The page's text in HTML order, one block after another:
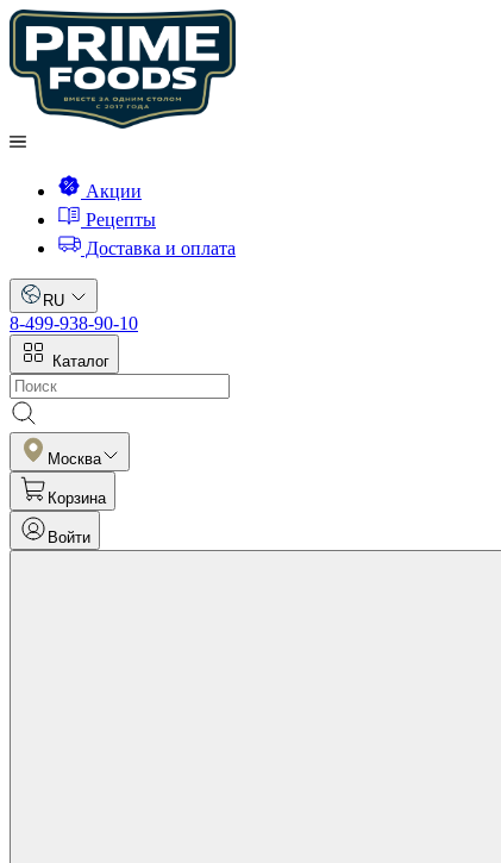
Акции
Рецепты
Доставка и оплата
RU
8-499-938-90-10
Каталог
Москва
Корзина
Войти